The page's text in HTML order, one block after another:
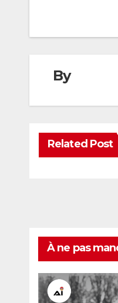
l’article
By
Related Post
À ne pas